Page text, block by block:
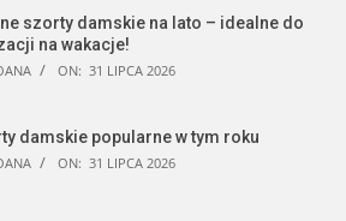
szorty damskie na lato – idealne do
na wakacje!
ON: 31 LIPCA 2026
damskie popularne w tym roku
ON: 31 LIPCA 2026